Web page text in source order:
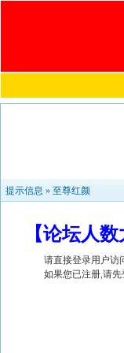
提示信息 » 至尊红颜
【论坛人
请直接登录用户访
如果您已注册,请